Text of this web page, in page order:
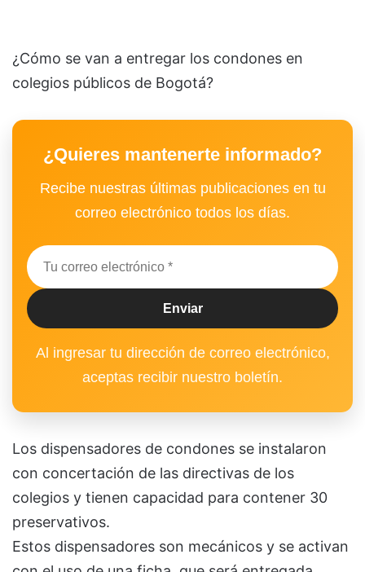
¿Cómo se van a entregar los condones en
colegios públicos de Bogotá?
¿Quieres mantenerte informado?
Recibe nuestras últimas publicaciones en tu
correo electrónico todos los días.
Al ingresar tu dirección de correo electrónico,
aceptas recibir nuestro boletín.
Los dispensadores de condones se instalaron
con concertación de las directivas de los
colegios y tienen capacidad para contener 30
preservativos.
Estos dispensadores son mecánicos y se activan